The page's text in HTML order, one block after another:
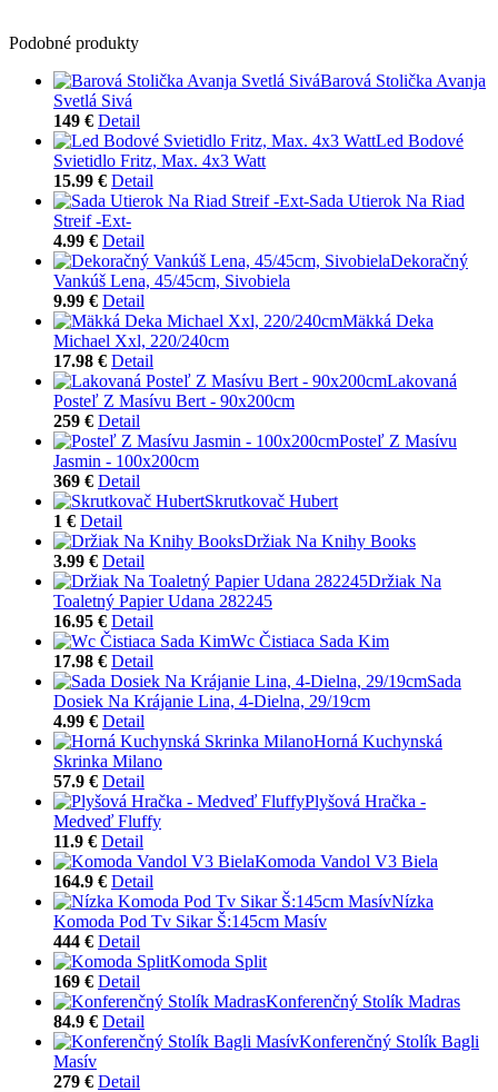
Podobné produkty
Barová Stolička Avanja
Svetlá Sivá
149 € Detail
Led Bodové
Svietidlo Fritz, Max. 4x3 Watt
15.99 € Detail
Sada Utierok Na Riad
Streif -Ext-
4.99 € Detail
Dekoračný
Vankúš Lena, 45/45cm, Sivobiela
9.99 € Detail
Mäkká Deka
Michael Xxl, 220/240cm
17.98 € Detail
Lakovaná
Posteľ Z Masívu Bert - 90x200cm
259 € Detail
Posteľ Z Masívu
Jasmin - 100x200cm
369 € Detail
Skrutkovač Hubert
1 € Detail
Držiak Na Knihy Books
3.99 € Detail
Držiak Na
Toaletný Papier Udana 282245
16.95 € Detail
Wc Čistiaca Sada Kim
17.98 € Detail
Sada
Dosiek Na Krájanie Lina, 4-Dielna, 29/19cm
4.99 € Detail
Horná Kuchynská
Skrinka Milano
57.9 € Detail
Plyšová Hračka -
Medveď Fluffy
11.9 € Detail
Komoda Vandol V3 Biela
164.9 € Detail
Nízka
Komoda Pod Tv Sikar Š:145cm Masív
444 € Detail
Komoda Split
169 € Detail
Konferenčný Stolík Madras
84.9 € Detail
Konferenčný Stolík Bagli
Masív
279 € Detail